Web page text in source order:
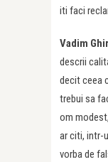
iti faci
Vadim
descrii
decit ceea
trebui sa
om
ar citi, intr-
vorba de